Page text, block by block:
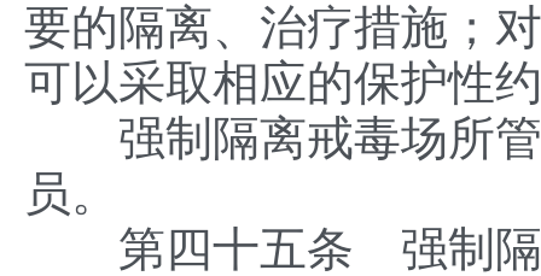
要的隔离、治疗措施；
可以采取相应的保护性
强制隔离戒毒场所管
员。
第四十五条 强制隔